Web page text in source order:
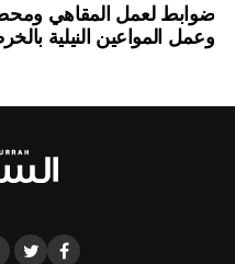
ضوابط لعمل المقاهي
وعمل المواعين النيلية